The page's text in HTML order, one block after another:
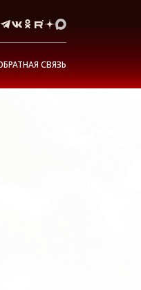
СВЯЗЬ